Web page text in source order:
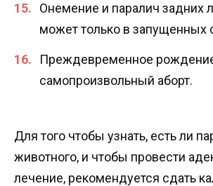
Онемение и паралич задних
может только в запущенных
Преждевременное
самопроизвольный аборт.
Для того чтобы узнать, есть ли
животного, и чтобы провести
лечение, рекомендуется сдать